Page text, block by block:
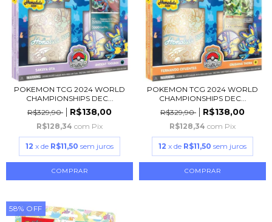
POKEMON TCG 2024 WORLD
CHAMPIONSHIPS DEC...
R$329,90
R$138,00
R$128,34 com Pix
12 x de R$11,50 sem juros
POKEMON TCG 2024 WORLD
CHAMPIONSHIPS DEC...
R$329,90
R$138,00
R$128,34 com Pix
12 x de R$11,50 sem juros
58% OFF